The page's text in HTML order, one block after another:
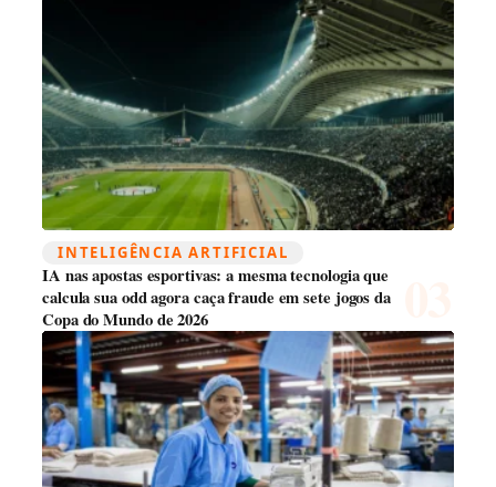
INTELIGÊNCIA ARTIFICIAL
IA nas apostas esportivas: a mesma tecnologia que
calcula sua odd agora caça fraude em sete jogos da
Copa do Mundo de 2026